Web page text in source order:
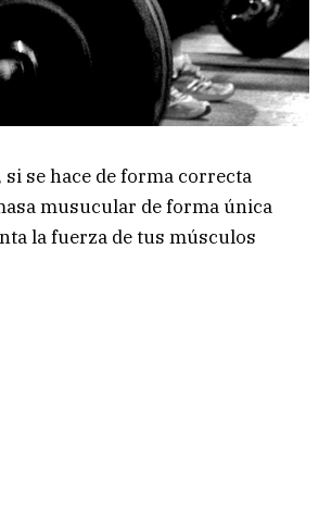
si se hace de forma correcta
musucular de forma única
la fuerza de tus músculos